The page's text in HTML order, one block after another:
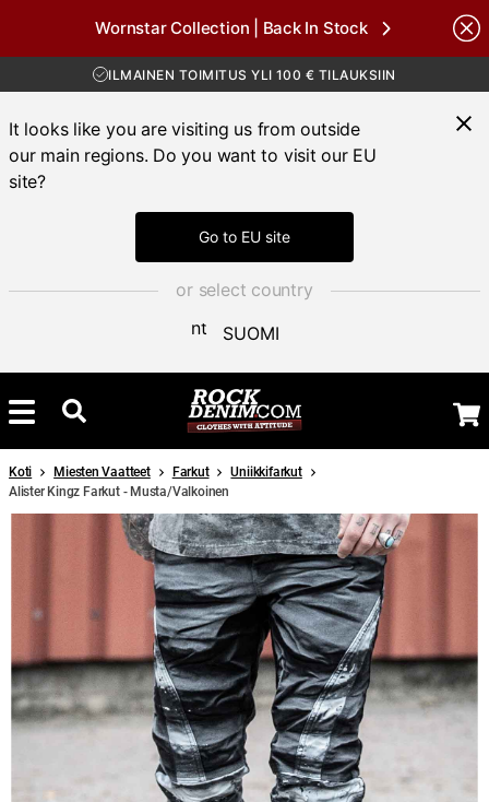
Wornstar Collection | Back In Stock
30 PÄIVÄN AVOKAUPPA
ILMAINEN TOIMITUS YLI 100 € TILAUKSIIN
It looks like you are visiting us from outside
our main regions. Do you want to visit our EU
site?
Go to EU site
or select country
SUOMI
Koti Miesten Vaatteet Farkut
Uniikkifarkut
Alister Kingz Farkut - Musta/Valkoinen